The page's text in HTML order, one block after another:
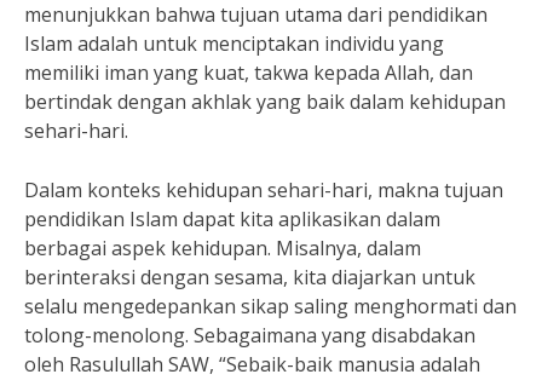
menunjukkan bahwa tujuan utama dari pendidikan
Islam adalah untuk menciptakan individu yang
memiliki iman yang kuat, takwa kepada Allah, dan
bertindak dengan akhlak yang baik dalam kehidupan
sehari-hari.
Dalam konteks kehidupan sehari-hari, makna tujuan
pendidikan Islam dapat kita aplikasikan dalam
berbagai aspek kehidupan. Misalnya, dalam
berinteraksi dengan sesama, kita diajarkan untuk
selalu mengedepankan sikap saling menghormati dan
tolong-menolong. Sebagaimana yang disabdakan
oleh Rasulullah SAW, “Sebaik-baik manusia adalah